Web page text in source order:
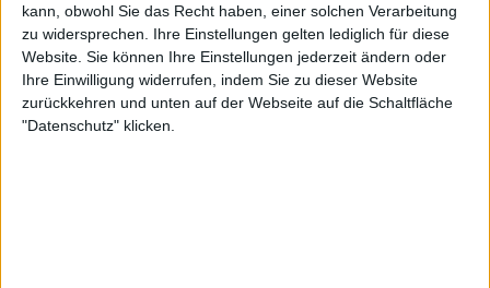
kann, obwohl Sie das Recht haben, einer solchen Verarbeitung
zu widersprechen. Ihre Einstellungen gelten lediglich für diese
Website. Sie können Ihre Einstellungen jederzeit ändern oder
Ihre Einwilligung widerrufen, indem Sie zu dieser Website
zurückkehren und unten auf der Webseite auf die Schaltfläche
"Datenschutz" klicken.